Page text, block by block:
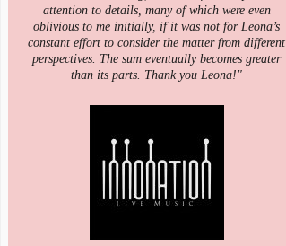
attention to details, many of which were even
oblivious to me initially, if it was not for Leona’s
constant effort to consider the matter from different
perspectives. The sum eventually becomes greater
than its parts. Thank you Leona!"